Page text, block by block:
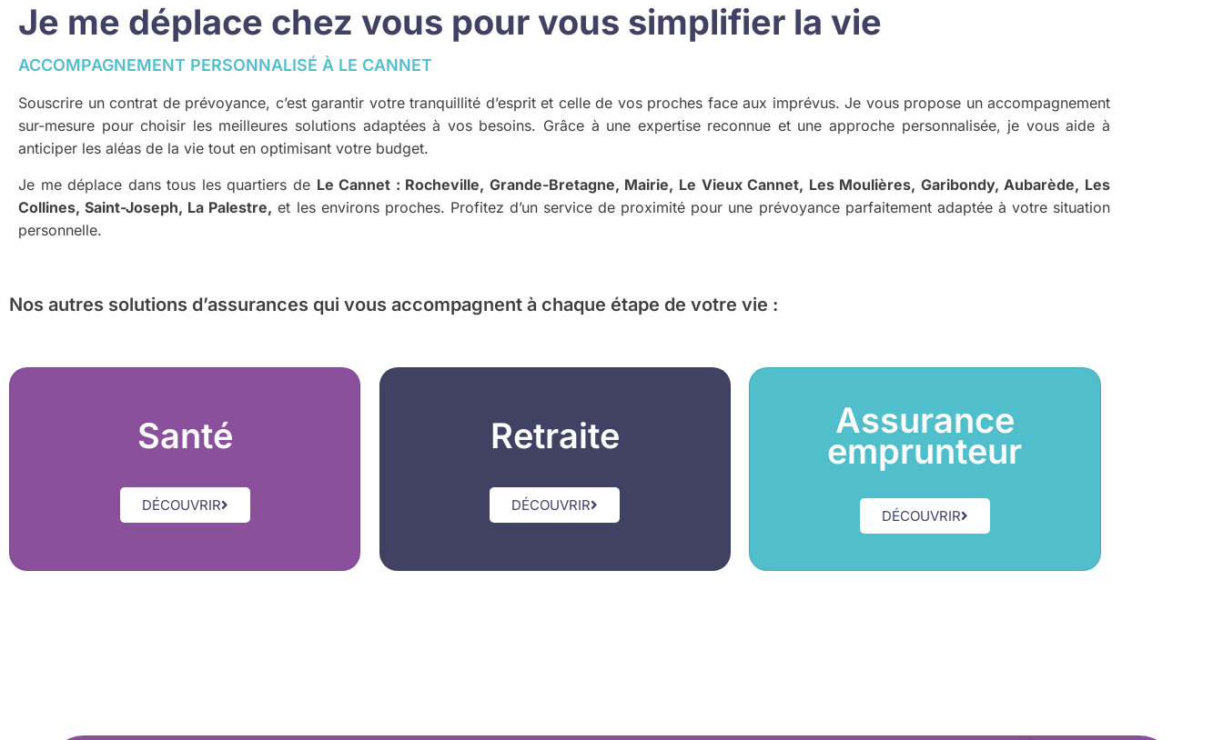
Je me déplace chez vous pour vous simplifier la vie
ACCOMPAGNEMENT PERSONNALISÉ À LE CANNET
Souscrire un contrat de prévoyance, c’est garantir votre tranquillité d’esprit et celle de vos proches face aux imprévus. Je vous propose un accompagnement
sur-mesure pour choisir les meilleures solutions adaptées à vos besoins. Grâce à une expertise reconnue et une approche personnalisée, je vous aide à
anticiper les aléas de la vie tout en optimisant votre budget.
Je me déplace dans tous les quartiers de Le Cannet : Rocheville, Grande-Bretagne, Mairie, Le Vieux Cannet, Les Moulières, Garibondy, Aubarède, Les
Collines, Saint-Joseph, La Palestre, et les environs proches. Profitez d’un service de proximité pour une prévoyance parfaitement adaptée à votre situation
personnelle.
Nos autres solutions d’assurances qui vous accompagnent à chaque étape de votre vie :
Santé
DÉCOUVRIR
Retraite
DÉCOUVRIR
Assurance
emprunteur
DÉCOUVRIR